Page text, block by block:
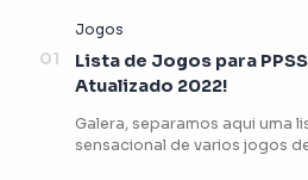
Lista de Jogos para
Atualizado 2022!
Galera, separamos aqui uma
sensacional de varios jogos